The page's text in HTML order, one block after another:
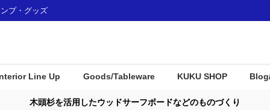
プ・グッズ
Line Up Goods/Tableware KUKU SHOP
木頭杉を活用したウッドサーフボードなどのものづくり